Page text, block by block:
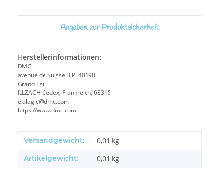
Angaben zur Produktsicherheit
Herstellerinformationen:
DMC
avenue de Suisse B.P. 40190
Grand Est
ILLZACH Cedex, Frankreich, 68315
e.alagic@dmc.com
https://www.dmc.com
Produkteigenschaft
Wert
Versandgewicht: 0,01 kg
Artikelgewicht: 0,01 kg